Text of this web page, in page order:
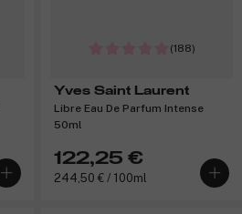
(188)
Yves Saint Laurent
Libre Eau De Parfum Intense
50ml
122,25 €
244,50 € / 100ml